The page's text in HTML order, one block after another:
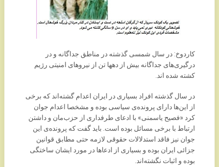
کاردوخ: در سال شمسی گذشته در مناطق جداگانه و در
درگیری‌های جداگانه بیش از دهها تن از نیروهای امنیتی رژیم
کشته شده اند.
در سال گذشته افراد بسیاری در ایران اعدام گشته‌اند که برخی
از این‌ها دارای پرونده‌ی سیاسی بوده و مشخصا اعدام جوان
کرد «فصیح یاسمنی» با ادعای طرفداری از حزب‌مان و داشتن
ارتباط با برخی مسائل بوده است. باید گفت که پرونده‌ی این
جوان نیز فاقد استدلالات حقوقی لازمه حتی مطابق قوانین
جزائی ایران بوده و بسیاری از ادعاها در مورد ایشان ساختگی
بوده و اثبات نگشته‌اند.